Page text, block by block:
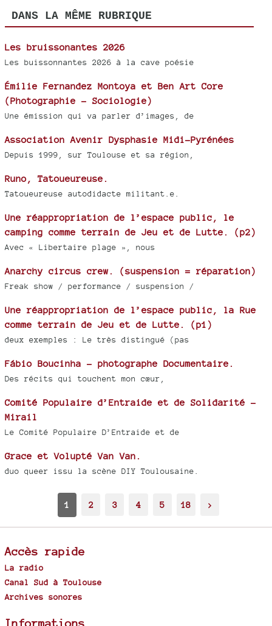
DANS LA MÊME RUBRIQUE
Les bruissonantes 2026
Les buissonnantes 2026 à la cave poésie
Émilie Fernandez Montoya et Ben Art Core
(Photographie - Sociologie)
Une émission qui va parler d’images, de
Association Avenir Dysphasie Midi-Pyrénées
Depuis 1999, sur Toulouse et sa région,
Runo, Tatoueureuse.
Tatoueureuse autodidacte militant.e.
Une réappropriation de l’espace public, le
camping comme terrain de Jeu et de Lutte. (p2)
Avec « Libertaire plage », nous
Anarchy circus crew. (suspension = réparation)
Freak show / performance / suspension /
Une réappropriation de l’espace public, la Rue
comme terrain de Jeu et de Lutte. (p1)
deux exemples : Le très distingué (pas
Fábio Boucinha - photographe Documentaire.
Des récits qui touchent mon cœur,
Comité Populaire d’Entraide et de Solidarité -
Mirail
Le Comité Populaire D’Entraide et de
Grace et Volupté Van Van.
duo queer issu la scène DIY Toulousaine.
1 2 3 4 5 18 >
Accès rapide
La radio
Canal Sud à Toulouse
Archives sonores
Informations